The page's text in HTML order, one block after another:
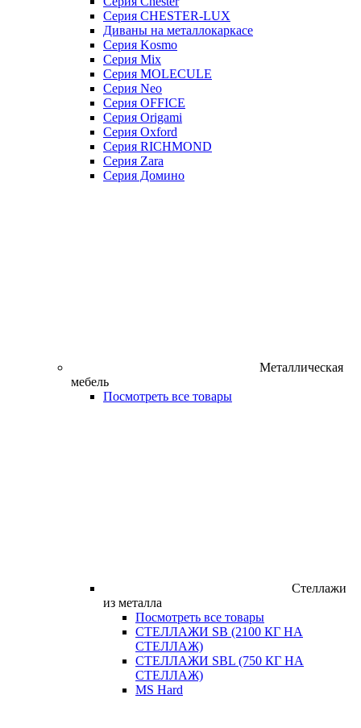
Серия CHESTER-LUX
Диваны на металлокаркасе
Серия Kosmo
Серия Mix
Серия MOLECULE
Серия Neo
Серия OFFICE
Серия Origami
Серия Oxford
Серия RICHMOND
Серия Zara
Серия Домино
Металлическая
мебель
Посмотреть все товары
Стеллажи
из металла
Посмотреть все товары
СТЕЛЛАЖИ SB (2100 КГ НА
СТЕЛЛАЖ)
СТЕЛЛАЖИ SBL (750 КГ НА
СТЕЛЛАЖ)
MS Hard